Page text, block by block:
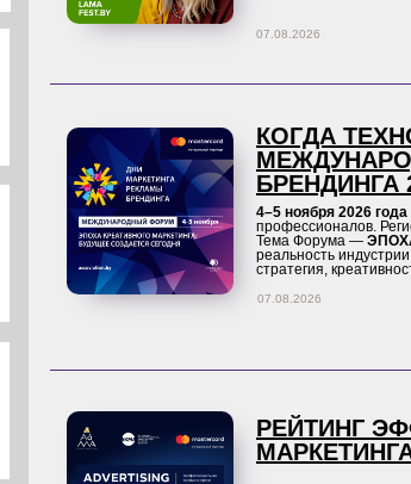
07.08.2026
РЕЙТИНГ
07.08.2026
4–5 ноября 2026 года
профессионалов.
Тема Форума —
реальность
стратегия,
КОГДА
БРЕНДИНГА